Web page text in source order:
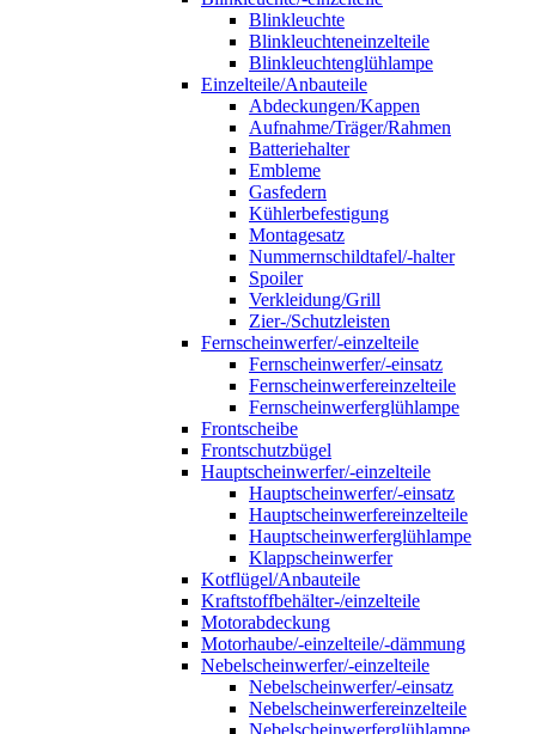
Blinkleuchte
Blinkleuchteneinzelteile
Blinkleuchtenglühlampe
Einzelteile/Anbauteile
Abdeckungen/Kappen
Aufnahme/Träger/Rahmen
Batteriehalter
Embleme
Gasfedern
Kühlerbefestigung
Montagesatz
Nummernschildtafel/-halter
Spoiler
Verkleidung/Grill
Zier-/Schutzleisten
Fernscheinwerfer/-einzelteile
Fernscheinwerfer/-einsatz
Fernscheinwerfereinzelteile
Fernscheinwerferglühlampe
Frontscheibe
Frontschutzbügel
Hauptscheinwerfer/-einzelteile
Hauptscheinwerfer/-einsatz
Hauptscheinwerfereinzelteile
Hauptscheinwerferglühlampe
Klappscheinwerfer
Kotflügel/Anbauteile
Kraftstoffbehälter-/einzelteile
Motorabdeckung
Motorhaube/-einzelteile/-dämmung
Nebelscheinwerfer/-einzelteile
Nebelscheinwerfer/-einsatz
Nebelscheinwerfereinzelteile
Nebelscheinwerferglühlampe